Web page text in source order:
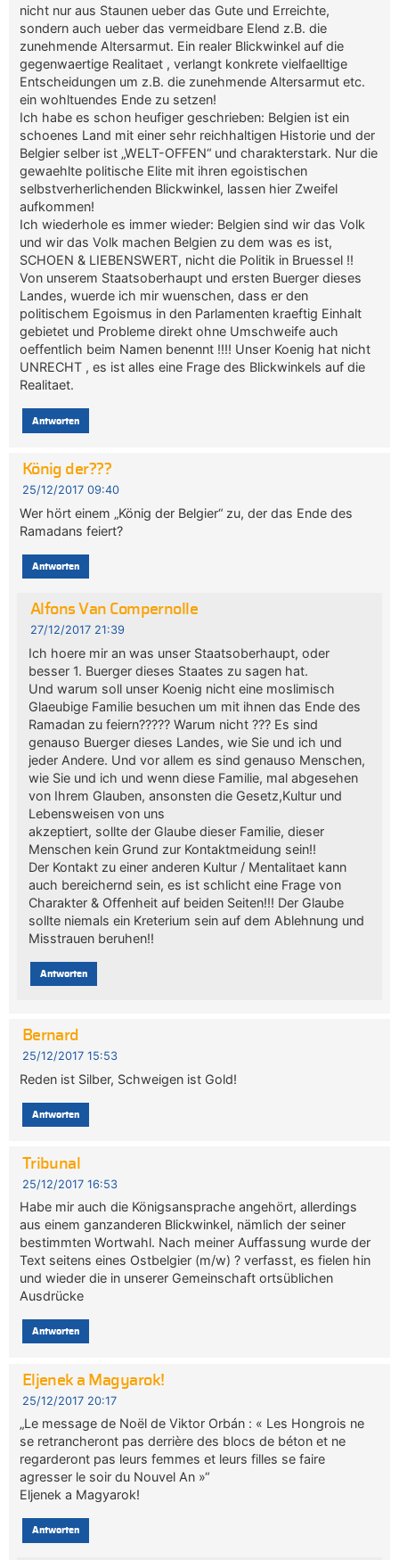
nicht nur aus Staunen ueber das Gute und Erreichte,
sondern auch ueber das vermeidbare Elend z.B. die
zunehmende Altersarmut. Ein realer Blickwinkel auf die
gegenwaertige Realitaet , verlangt konkrete vielfaelltige
Entscheidungen um z.B. die zunehmende Altersarmut etc.
ein wohltuendes Ende zu setzen!
Ich habe es schon heufiger geschrieben: Belgien ist ein
schoenes Land mit einer sehr reichhaltigen Historie und der
Belgier selber ist „WELT-OFFEN“ und charakterstark. Nur die
gewaehlte politische Elite mit ihren egoistischen
selbstverherlichenden Blickwinkel, lassen hier Zweifel
aufkommen!
Ich wiederhole es immer wieder: Belgien sind wir das Volk
und wir das Volk machen Belgien zu dem was es ist,
SCHOEN & LIEBENSWERT, nicht die Politik in Bruessel !!
Von unserem Staatsoberhaupt und ersten Buerger dieses
Landes, wuerde ich mir wuenschen, dass er den
politischem Egoismus in den Parlamenten kraeftig Einhalt
gebietet und Probleme direkt ohne Umschweife auch
oeffentlich beim Namen benennt !!!! Unser Koenig hat nicht
UNRECHT , es ist alles eine Frage des Blickwinkels auf die
Realitaet.
Antworten
König der???
25/12/2017 09:40
Wer hört einem „König der Belgier“ zu, der das Ende des
Ramadans feiert?
Antworten
Alfons Van Compernolle
27/12/2017 21:39
Ich hoere mir an was unser Staatsoberhaupt, oder
besser 1. Buerger dieses Staates zu sagen hat.
Und warum soll unser Koenig nicht eine moslimisch
Glaeubige Familie besuchen um mit ihnen das Ende des
Ramadan zu feiern????? Warum nicht ??? Es sind
genauso Buerger dieses Landes, wie Sie und ich und
jeder Andere. Und vor allem es sind genauso Menschen,
wie Sie und ich und wenn diese Familie, mal abgesehen
von Ihrem Glauben, ansonsten die Gesetz,Kultur und
Lebensweisen von uns
akzeptiert, sollte der Glaube dieser Familie, dieser
Menschen kein Grund zur Kontaktmeidung sein!!
Der Kontakt zu einer anderen Kultur / Mentalitaet kann
auch bereichernd sein, es ist schlicht eine Frage von
Charakter & Offenheit auf beiden Seiten!!! Der Glaube
sollte niemals ein Kreterium sein auf dem Ablehnung und
Misstrauen beruhen!!
Antworten
Bernard
25/12/2017 15:53
Reden ist Silber, Schweigen ist Gold!
Antworten
Tribunal
25/12/2017 16:53
Habe mir auch die Königsansprache angehört, allerdings
aus einem ganzanderen Blickwinkel, nämlich der seiner
bestimmten Wortwahl. Nach meiner Auffassung wurde der
Text seitens eines Ostbelgier (m/w) ? verfasst, es fielen hin
und wieder die in unserer Gemeinschaft ortsüblichen
Ausdrücke
Antworten
Eljenek a Magyarok!
25/12/2017 20:17
„Le message de Noël de Viktor Orbán : « Les Hongrois ne
se retrancheront pas derrière des blocs de béton et ne
regarderont pas leurs femmes et leurs filles se faire
agresser le soir du Nouvel An »“
Eljenek a Magyarok!
Antworten